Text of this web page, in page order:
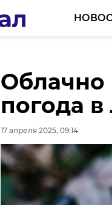
Облачно
погода в
17 апреля 2025, 09:14
17 апреля 2025, 08:52